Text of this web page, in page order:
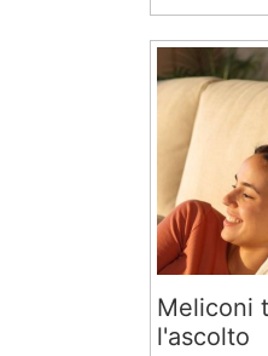
Meliconi
l'ascolto